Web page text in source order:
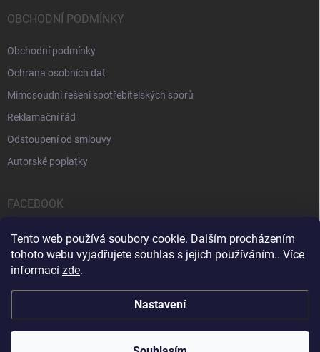
Tento web používá soubory cookie. Dalším procházením
tohoto webu vyjadřujete souhlas s jejich používáním.. Více
informací zde.
Nastavení
OBCHODNÍ PODMÍNKY
Obchodní podmínky
Ochrana osobních dat
Mimosoudní řešení spotřebitelských sporů
Reklamační řád
Odstoupení od smlouvy
Autorské poplatky
FACEBOOK
Servis počítačů a notebooků Čištění notebooků Kontakty
iPOPULAR.CZ . Všechna práva vyhrazena.